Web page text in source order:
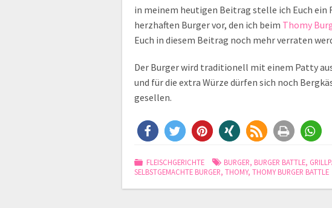
in meinem heutigen Beitrag stelle ich Euch ein
herzhaften Burger vor, den ich beim Thomy
Euch in diesem Beitrag noch mehr verraten
Der Burger wird traditionell mit einem Patty
und für die extra Würze dürfen sich noch
gesellen.
FLEISCHGERICHTE BURGER, BURGER BATTLE,
SELBSTGEMACHTE BURGER, THOMY, THOMY BURGER BATTLE